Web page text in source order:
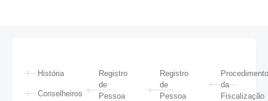
História
Conselheiros
Registro
de
Pessoa
Registro
de
Pessoa
da
Fiscalização